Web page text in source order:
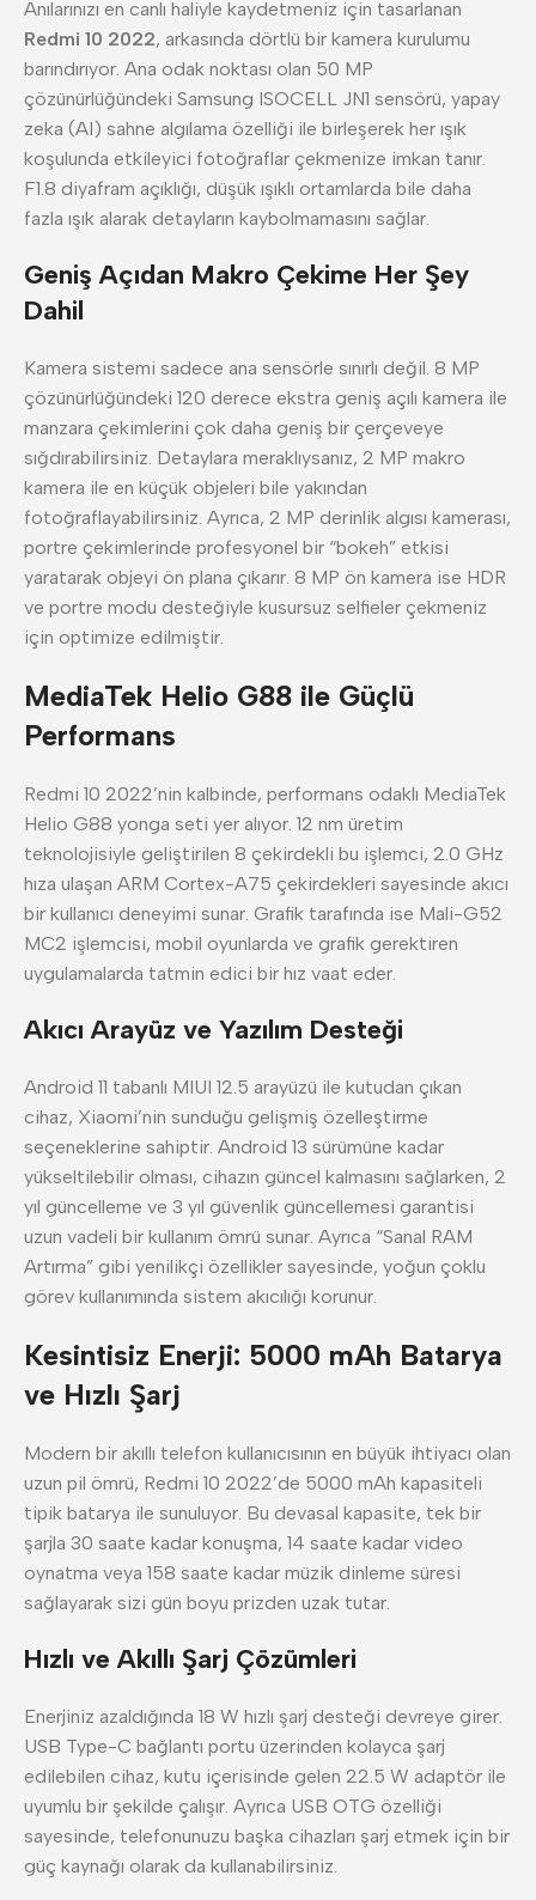
Anılarınızı en canlı haliyle kaydetmeniz için tasarlanan
Redmi 10 2022, arkasında dörtlü bir kamera kurulumu
barındırıyor. Ana odak noktası olan 50 MP
çözünürlüğündeki Samsung ISOCELL JN1 sensörü, yapay
zeka (AI) sahne algılama özelliği ile birleşerek her ışık
koşulunda etkileyici fotoğraflar çekmenize imkan tanır.
F1.8 diyafram açıklığı, düşük ışıklı ortamlarda bile daha
fazla ışık alarak detayların kaybolmamasını sağlar.
Geniş Açıdan Makro Çekime Her Şey
Dahil
Kamera sistemi sadece ana sensörle sınırlı değil. 8 MP
çözünürlüğündeki 120 derece ekstra geniş açılı kamera ile
manzara çekimlerini çok daha geniş bir çerçeveye
sığdırabilirsiniz. Detaylara meraklıysanız, 2 MP makro
kamera ile en küçük objeleri bile yakından
fotoğraflayabilirsiniz. Ayrıca, 2 MP derinlik algısı kamerası,
portre çekimlerinde profesyonel bir “bokeh” etkisi
yaratarak objeyi ön plana çıkarır. 8 MP ön kamera ise HDR
ve portre modu desteğiyle kusursuz selfieler çekmeniz
için optimize edilmiştir.
MediaTek Helio G88 ile Güçlü
Performans
Redmi 10 2022’nin kalbinde, performans odaklı MediaTek
Helio G88 yonga seti yer alıyor. 12 nm üretim
teknolojisiyle geliştirilen 8 çekirdekli bu işlemci, 2.0 GHz
hıza ulaşan ARM Cortex-A75 çekirdekleri sayesinde akıcı
bir kullanıcı deneyimi sunar. Grafik tarafında ise Mali-G52
MC2 işlemcisi, mobil oyunlarda ve grafik gerektiren
uygulamalarda tatmin edici bir hız vaat eder.
Akıcı Arayüz ve Yazılım Desteği
Android 11 tabanlı MIUI 12.5 arayüzü ile kutudan çıkan
cihaz, Xiaomi’nin sunduğu gelişmiş özelleştirme
seçeneklerine sahiptir. Android 13 sürümüne kadar
yükseltilebilir olması, cihazın güncel kalmasını sağlarken, 2
yıl güncelleme ve 3 yıl güvenlik güncellemesi garantisi
uzun vadeli bir kullanım ömrü sunar. Ayrıca “Sanal RAM
Artırma” gibi yenilikçi özellikler sayesinde, yoğun çoklu
görev kullanımında sistem akıcılığı korunur.
Kesintisiz Enerji: 5000 mAh Batarya
ve Hızlı Şarj
Modern bir akıllı telefon kullanıcısının en büyük ihtiyacı olan
uzun pil ömrü, Redmi 10 2022’de 5000 mAh kapasiteli
tipik batarya ile sunuluyor. Bu devasal kapasite, tek bir
şarjla 30 saate kadar konuşma, 14 saate kadar video
oynatma veya 158 saate kadar müzik dinleme süresi
sağlayarak sizi gün boyu prizden uzak tutar.
Hızlı ve Akıllı Şarj Çözümleri
Enerjiniz azaldığında 18 W hızlı şarj desteği devreye girer.
USB Type-C bağlantı portu üzerinden kolayca şarj
edilebilen cihaz, kutu içerisinde gelen 22.5 W adaptör ile
uyumlu bir şekilde çalışır. Ayrıca USB OTG özelliği
sayesinde, telefonunuzu başka cihazları şarj etmek için bir
güç kaynağı olarak da kullanabilirsiniz.